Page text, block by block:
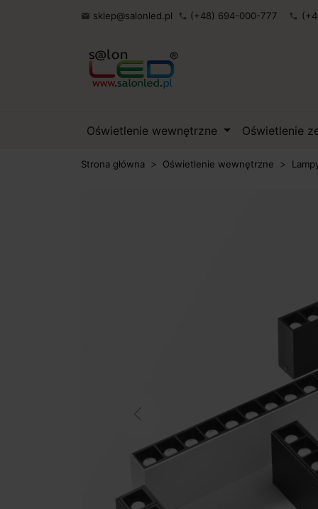
 sklep@salonled.pl phone (+48) 694-000-777 phone
Oświetlenie wewnętrzne Oświetlenie
Strona główna Oświetlenie wewnętrzne